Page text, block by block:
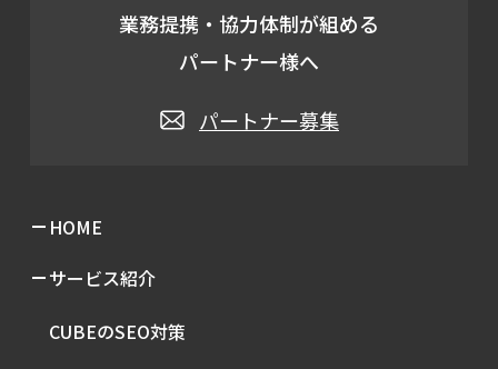
業務提携・協力体制が組める
パートナー様へ
パートナー募集
HOME
サービス紹介
CUBEのSEO対策